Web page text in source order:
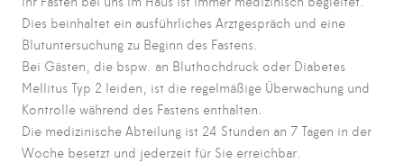
Dies beinhaltet ein ausführliches Arztgespräch und eine
Blutuntersuchung zu Beginn des Fastens.
Bei Gästen, die bspw. an Bluthochdruck oder Diabetes
Mellitus Typ 2 leiden, ist die regelmäßige Überwachung und
Kontrolle während des Fastens enthalten.
Die medizinische Abteilung ist 24 Stunden an 7 Tagen in der
Woche besetzt und jederzeit für Sie erreichbar.